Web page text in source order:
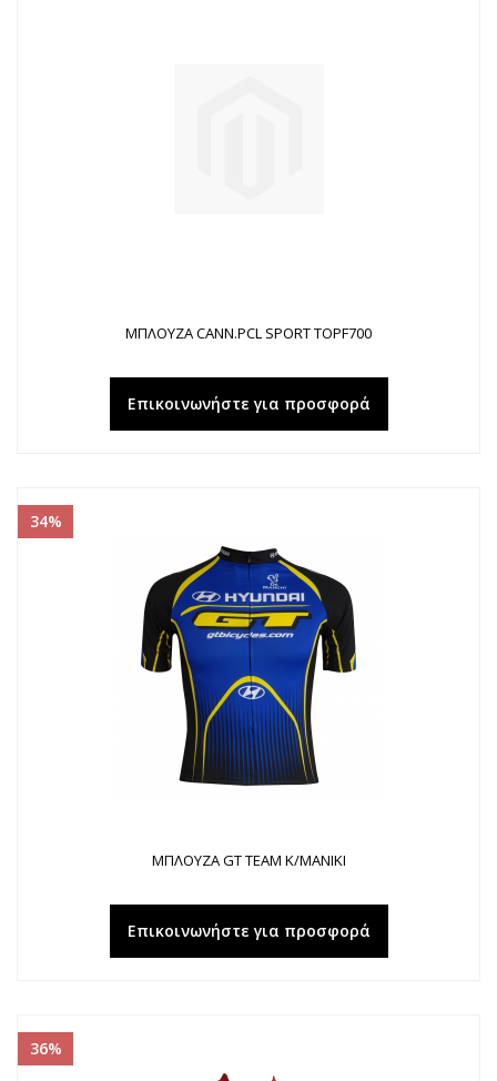
ΜΠΛΟΥΖΑ CANN.PCL SPORT TOPF700
Επικοινωνήστε για προσφορά
34%
ΜΠΛΟΥΖΑ GT ΤΕΑΜ K/ΜΑΝΙΚΙ
Επικοινωνήστε για προσφορά
36%